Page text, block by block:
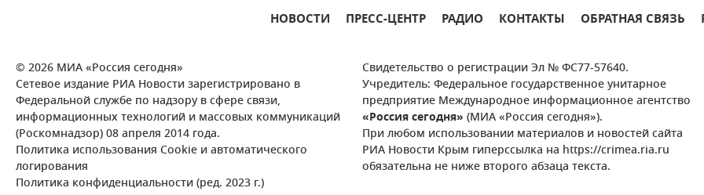
НОВОСТИ ПРЕСС-ЦЕНТР РАДИО КОНТАКТЫ ОБРАТНАЯ СВЯЗЬ
© 2026 МИА «Россия сегодня»
Сетевое издание РИА Новости зарегистрировано в
Федеральной службе по надзору в сфере связи,
информационных технологий и массовых коммуникаций
(Роскомнадзор) 08 апреля 2014 года.
Политика использования Cookie и автоматического
логирования
Политика конфиденциальности (ред. 2023 г.)
Свидетельство о регистрации Эл № ФС77-57640.
Учредитель: Федеральное государственное унитарное
предприятие Международное информационное агентство
«Россия сегодня» (МИА «Россия сегодня»).
При любом использовании материалов и новостей сайта
РИА Новости Крым гиперссылка на https://crimea.ria.ru
обязательна не ниже второго абзаца текста.